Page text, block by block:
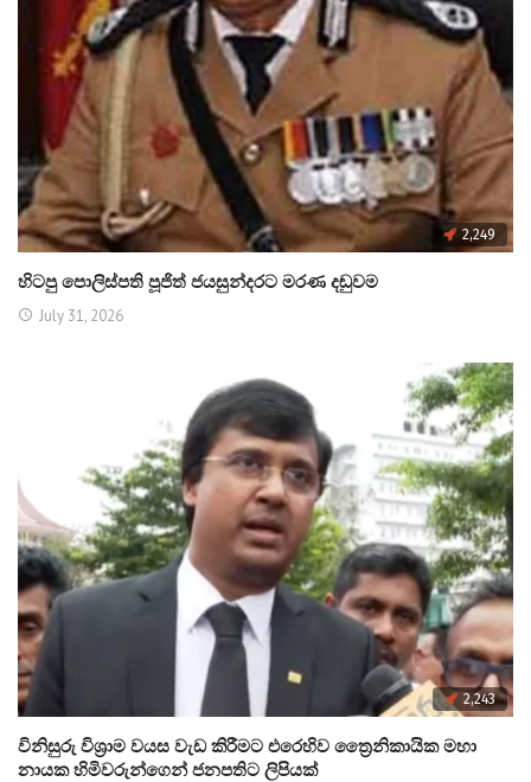
2,249
හිටපු පොලිස්පති පූජිත් ජයසුන්දරට මරණ දඬුවම
July 31, 2026
2,243
විනිසුරු විශ්‍රාම වයස වැඩ කිරීමට එරෙහිව ත්‍රෛනිකායික මහා
නායක හිමිවරුන්ගෙන් ජනපතිට ලිපියක්